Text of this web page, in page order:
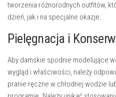
tworzenia różnorodnych outfitów,
dzień, jak i na specjalne okazje.
Pielęgnacja i
Aby damskie spodnie modelujące
wygląd i właściwości, należy
pranie ręczne w chłodnej wodzie